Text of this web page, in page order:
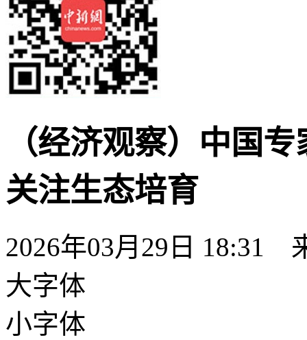
（经济观察）中国
关注生态培育
2026年03月29日 18:31
大字体
小字体